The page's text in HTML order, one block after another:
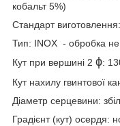
кобальт 5%)
Стандарт
Тип: INOX - обробка
Кут при вершині 2 ϕ:
Кут нахилу гвинтової
Діаметр серцевини:
Градієнт (кут) осердя: